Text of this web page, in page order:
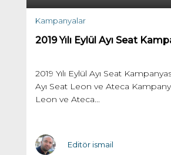
Kampanyalar
2019 Yılı Eylül Ayı Seat
2019 Yılı Eylül Ayı Seat
Ayı Seat Leon ve Ateca
Leon ve Ateca...
Editör ismail